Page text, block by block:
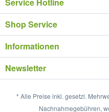
Shop Service
Informationen
Newsletter
* Alle Preise inkl. gesetzl.
Nachnahmegebühren,